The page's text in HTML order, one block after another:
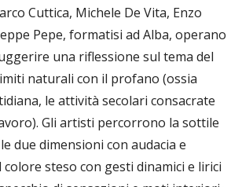
Cuttica, Michele De Vita, Enzo
Pepe, formatisi ad Alba, operano
una riflessione sul tema del
naturali con il profano (ossia
le attività secolari consacrate
Gli artisti percorrono la sottile
due dimensioni con audacia e
steso con gesti dinamici e lirici